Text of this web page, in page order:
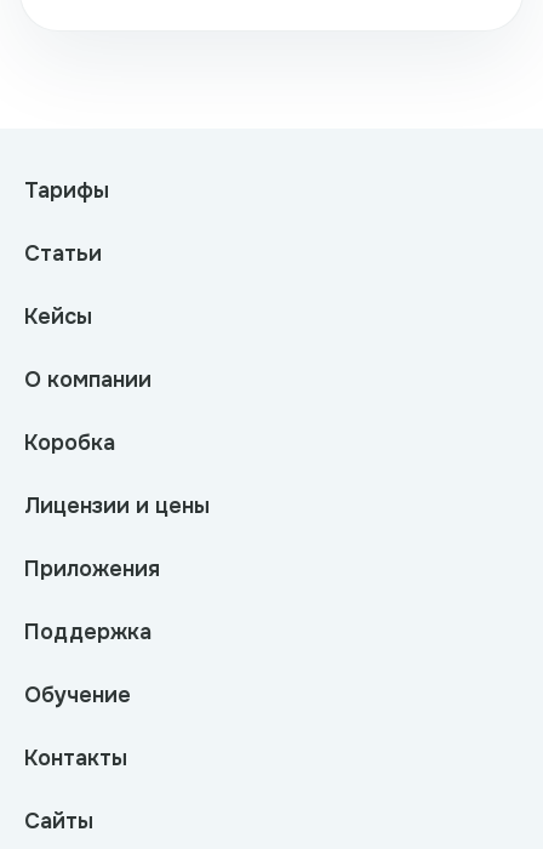
Тарифы
Статьи
Кейсы
О компании
Коробка
Лицензии и цены
Приложения
Поддержка
Обучение
Контакты
Сайты